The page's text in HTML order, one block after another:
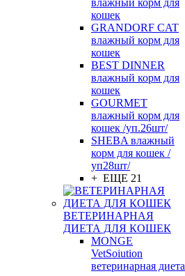
влажный корм для
кошек
GRANDORF CAT
влажный корм для
кошек
BEST DINNER
влажный корм для
кошек
GOURMET
влажный корм для
кошек /уп.26шт/
SHEBA влажный
корм для кошек /
уп28шт/
+ ЕЩЕ 21
ВЕТЕРИНАРНАЯ
ДИЕТА ДЛЯ КОШЕК
MONGE
VetSoiution
ветеринарная диета